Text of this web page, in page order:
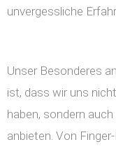
unvergessliche
Unser Besonderes
ist, dass wir uns
haben, sondern
anbieten. Von